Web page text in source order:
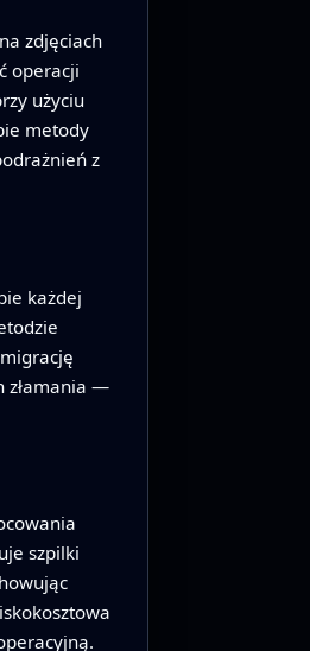
zdjęciach
operacji
użyciu
metody
z
każdej
złamania —
szpilki